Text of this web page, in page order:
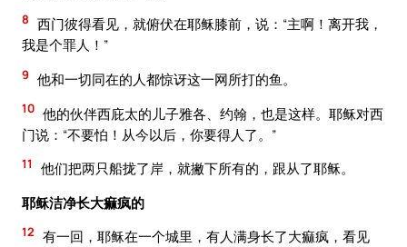
8 西门彼得看见，就俯伏在耶稣膝前，说：“主啊！离开我，
我是个罪人！”
9 他和一切同在的人都惊讶这一网所打的鱼。
10 他的伙伴西庇太的儿子雅各、约翰，也是这样。耶稣对西
门说：“不要怕！从今以后，你要得人了。”
11
他们把两只船拢了岸，就撇下所有的，跟从了耶稣。
耶稣洁净长大痲疯的
12 有一回，耶稣在一个城里，有人满身长了大痲疯，看见